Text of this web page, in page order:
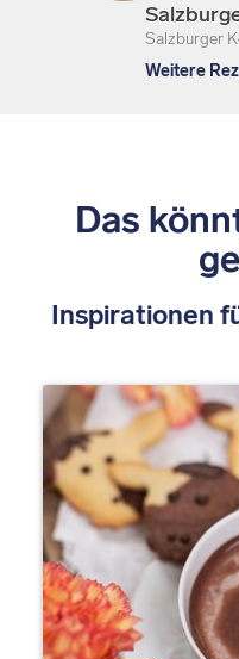
Salzburger
Weitere
Das
Inspirationen